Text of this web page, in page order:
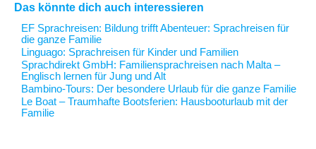
Das könnte dich auch interessieren
EF Sprachreisen: Bildung trifft Abenteuer: Sprachreisen für
die ganze Familie
Linguago: Sprachreisen für Kinder und Familien
Sprachdirekt GmbH: Familiensprachreisen nach Malta –
Englisch lernen für Jung und Alt
Bambino-Tours: Der besondere Urlaub für die ganze Familie
Le Boat – Traumhafte Bootsferien: Hausbooturlaub mit der
Familie